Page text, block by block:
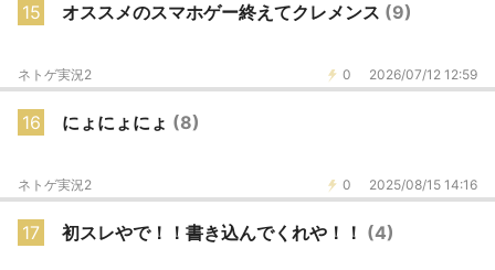
15 オススメのスマホゲー終えてクレメンス (9)
0 2026/07/12 12:59
ネトゲ実況2
16 にょにょにょ (8)
0 2025/08/15 14:16
ネトゲ実況2
17 初スレやで！！書き込んでくれや！！ (4)